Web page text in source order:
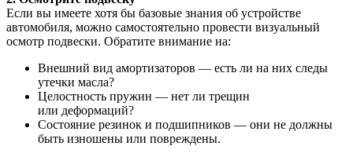
Если вы имеете хотя бы базовые знания об устройстве
автомобиля, можно самостоятельно провести визуальный
осмотр подвески. Обратите внимание на:
Внешний вид амортизаторов — есть ли на них следы
утечки масла?
Целостность пружин — нет ли трещин
или деформаций?
Состояние резинок и подшипников — они не должны
быть изношены или повреждены.